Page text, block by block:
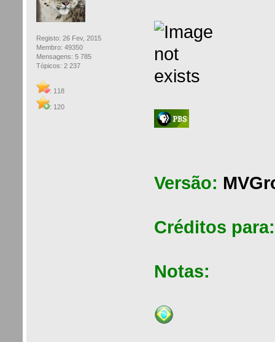
Registo: 26 Fev, 2015
Membro: 49350
Mensagens: 5 785
Tópicos: 2 237
: 118
: 120
Versão:
Créditos para:
Notas: